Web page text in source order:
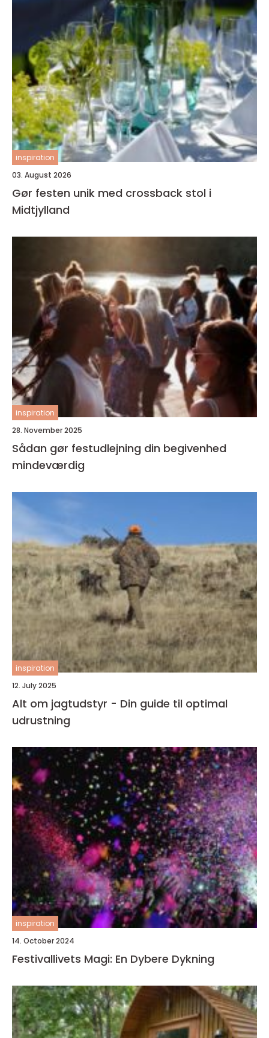
inspiration
03. August 2026
Gør festen unik med crossback stol i
Midtjylland
inspiration
28. November 2025
Sådan gør festudlejning din begivenhed
mindeværdig
inspiration
12. July 2025
Alt om jagtudstyr - Din guide til optimal
udrustning
inspiration
14. October 2024
Festivallivets Magi: En Dybere Dykning